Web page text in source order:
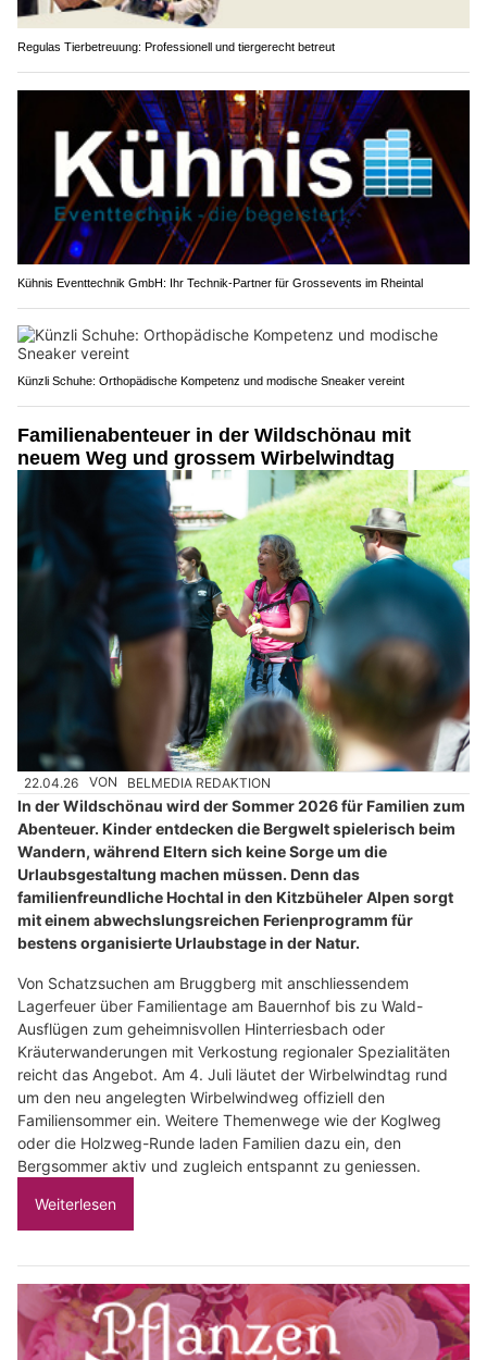
Regulas Tierbetreuung: Professionell und tiergerecht betreut
Kühnis Eventtechnik GmbH: Ihr Technik-Partner für Grossevents im Rheintal
Künzli Schuhe: Orthopädische Kompetenz und modische Sneaker vereint
Familienabenteuer in der Wildschönau mit
neuem Weg und grossem Wirbelwindtag
22.04.26 VON BELMEDIA REDAKTION
In der Wildschönau wird der Sommer 2026 für Familien zum
Abenteuer. Kinder entdecken die Bergwelt spielerisch beim
Wandern, während Eltern sich keine Sorge um die
Urlaubsgestaltung machen müssen. Denn das
familienfreundliche Hochtal in den Kitzbüheler Alpen sorgt
mit einem abwechslungsreichen Ferienprogramm für
bestens organisierte Urlaubstage in der Natur.
Von Schatzsuchen am Bruggberg mit anschliessendem
Lagerfeuer über Familientage am Bauernhof bis zu Wald-
Ausflügen zum geheimnisvollen Hinterriesbach oder
Kräuterwanderungen mit Verkostung regionaler Spezialitäten
reicht das Angebot. Am 4. Juli läutet der Wirbelwindtag rund
um den neu angelegten Wirbelwindweg offiziell den
Familiensommer ein. Weitere Themenwege wie der Koglweg
oder die Holzweg-Runde laden Familien dazu ein, den
Bergsommer aktiv und zugleich entspannt zu geniessen.
Weiterlesen